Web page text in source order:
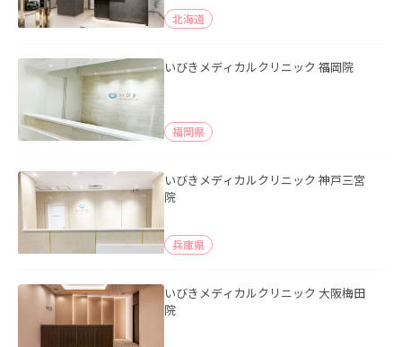
北海道
いびきメディカルクリニック 福岡院
福岡県
いびきメディカルクリニック 神戸三宮
院
兵庫県
いびきメディカルクリニック 大阪梅田
院